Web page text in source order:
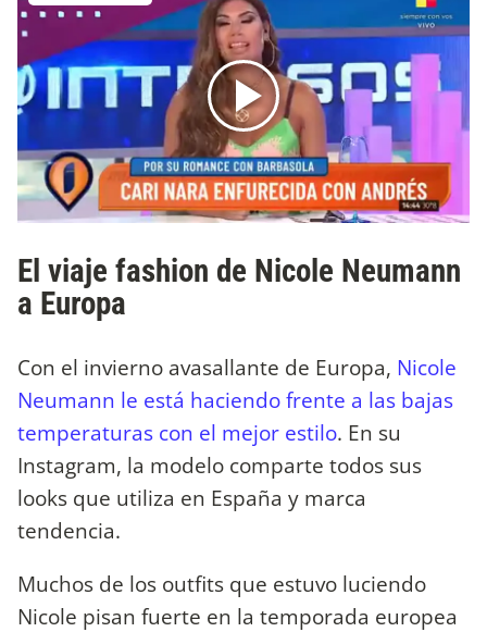
El viaje fashion de Nicole Neumann
a Europa
Con el invierno avasallante de Europa, Nicole
Neumann le está haciendo frente a las bajas
temperaturas con el mejor estilo. En su
Instagram, la modelo comparte todos sus
looks que utiliza en España y marca
tendencia.
Muchos de los outfits que estuvo luciendo
Nicole pisan fuerte en la temporada europea